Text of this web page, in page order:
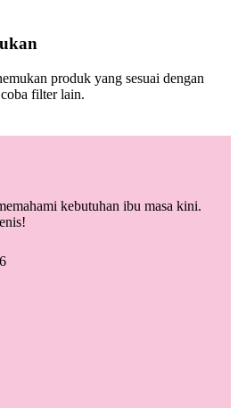
produk yang sesuai dengan
filter lain.
kebutuhan ibu masa kini.